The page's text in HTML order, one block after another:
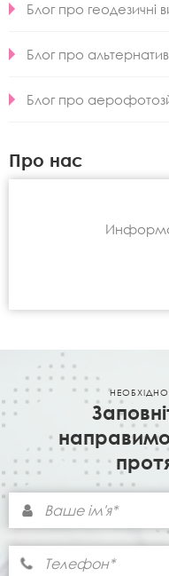
Блог про геодезичні
Блог про
Блог про
Про нас